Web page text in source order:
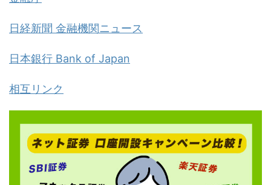
日経新聞 金融機関ニュース
日本銀行 Bank of Japan
相互リンク